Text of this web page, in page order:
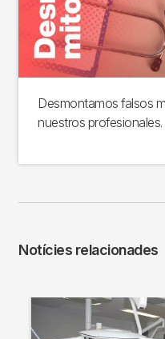
Desmontamos falsos
nuestros profesionales.
Notícies relacionades